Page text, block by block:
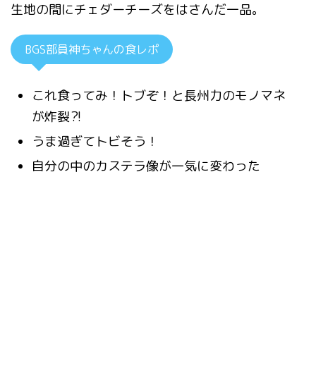
生地の間にチェダーチーズをはさんだ一品。
BGS部員神ちゃんの食レポ
これ食ってみ！トブぞ！と長州力のモノマネ
が炸裂⁈
うま過ぎてトビそう！
自分の中のカステラ像が一気に変わった